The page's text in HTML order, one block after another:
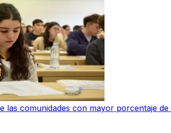
las comunidades con mayor porcentaje